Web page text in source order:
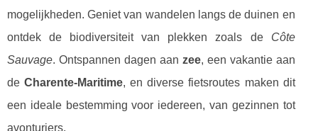
mogelijkheden. Geniet van wandelen langs de duinen en
ontdek de biodiversiteit van plekken zoals de Côte
Sauvage. Ontspannen dagen aan zee, een vakantie aan
deCharente-Maritime, en diverse fietsroutes maken dit
een ideale bestemming voor iedereen, van gezinnen tot
avonturiers.